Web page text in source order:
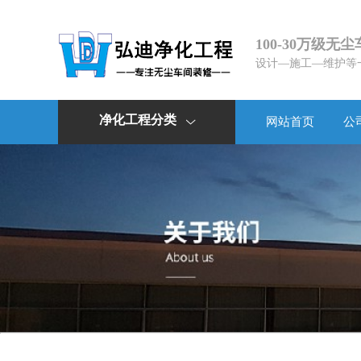
100-30万级无尘
设计—施工—维护等
净化工程分类  网站首页 公